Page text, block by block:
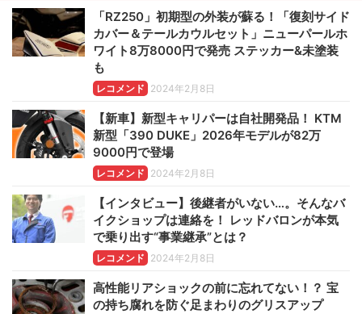
「RZ250」初期型の外装が蘇る！「復刻サイド
カバー＆テールカウルセット」ニューパールホ
ワイト8万8000円で発売 ステッカー&未塗装
も
レコメンド 2024年2月8日
【新車】新型キャリパーは自社開発品！ KTM
新型「390 DUKE」2026年モデルが82万
9000円で登場
レコメンド 2024年2月8日
【インタビュー】後継者がいない…。そんなバ
イクショップは連絡を！ レッドバロンが本気
で乗り出す“事業継承”とは？
レコメンド 2024年2月8日
高性能リアショックの前に忘れてない！？ 宝
の持ち腐れを防ぐ足まわりのグリスアップ